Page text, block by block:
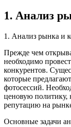
1. Анализ
1. Анализ рынка и
Прежде чем
необходимо
конкурентов.
которые
фотосессий.
ценовую политику,
репутацию на
Основные задачи